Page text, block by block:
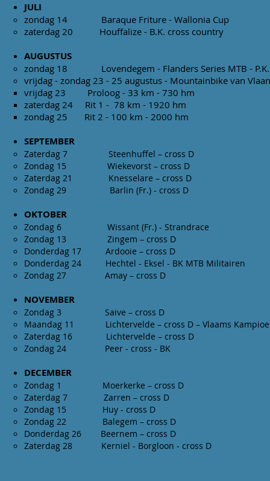
JULI
zondag 14 Baraque
zaterdag 20 Houffalize -
AUGUSTUS
zondag 18 Lovendegem -
vrijdag - zondag 23 - 25 augustus -
vrijdag 23​ Proloog - 33 km - 730
zaterdag 24 Rit 1 - 78 km - 1920
zondag 25 Rit 2 - 100 km - 2000
SEPTEMBER
Zaterdag 7
Zondag 15
Zaterdag 21
Zondag 29 Barlin
OKTOBER
Zondag 6 Wissant
Zondag 13
Donderdag 17
Donderdag 24 Hechtel -
Zondag 27
NOVEMBER
Zondag 3
Maandag 11 Lichtervelde – cross D
Zaterdag 16
Zondag 24 Peer
DECEMBER
Zondag 1
Zaterdag 7
Zondag 15
Zondag 22
Donderdag 26
Zaterdag 28 Kerniel -